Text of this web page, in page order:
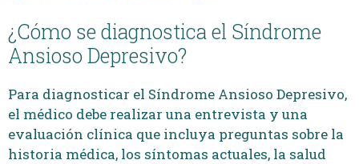
¿Cómo se diagnostica el Síndrome
Ansioso Depresivo?
Para diagnosticar el Síndrome Ansioso Depresivo,
el médico debe realizar una entrevista y una
evaluación clínica que incluya preguntas sobre la
historia médica, los síntomas actuales, la salud